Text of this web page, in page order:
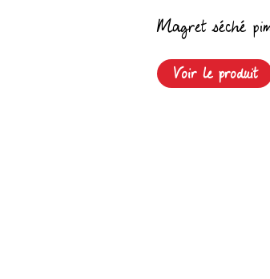
Magret séché
Voir le produit